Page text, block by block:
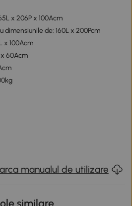
x 206P x 100Acm
dimensiunile de: 160L x 200Pcm
x 100Acm
x 60Acm
manualul de utilizare
similare